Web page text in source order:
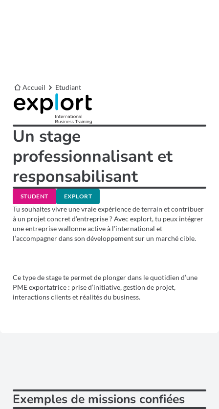
Accueil Etudiant
Un stage
professionnalisant et
responsabilisant
STUDENT EXPLORT
Tu souhaites vivre une vraie expérience de terrain et contribuer
à un projet concret d’entreprise ? Avec explort, tu peux intégrer
une entreprise wallonne active à l’international et
l’accompagner dans son développement sur un marché cible.
Ce type de stage te permet de plonger dans le quotidien d’une
PME exportatrice : prise d’initiative, gestion de projet,
interactions clients et réalités du business.
Exemples de missions confiées